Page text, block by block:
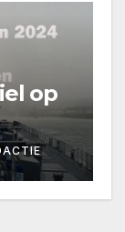
op